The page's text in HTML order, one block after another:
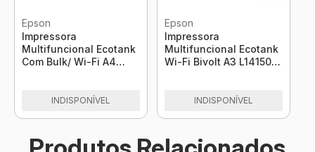
Epson
Impressora
Multifuncional Ecotank
Com Bulk/ Wi-Fi A4
INDISPONÍVEL
Epson
Impressora
Multifuncional Ecotank
Wi-Fi Bivolt A3 L14150
INDISPONÍVEL